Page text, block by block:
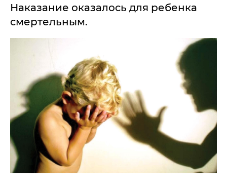
Наказание оказалось для ребенка
смертельным.